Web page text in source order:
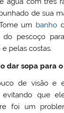
de sua
um banho
do pescoço
pelas costas.
dar sopa para
de visão e
evitando que
foi um